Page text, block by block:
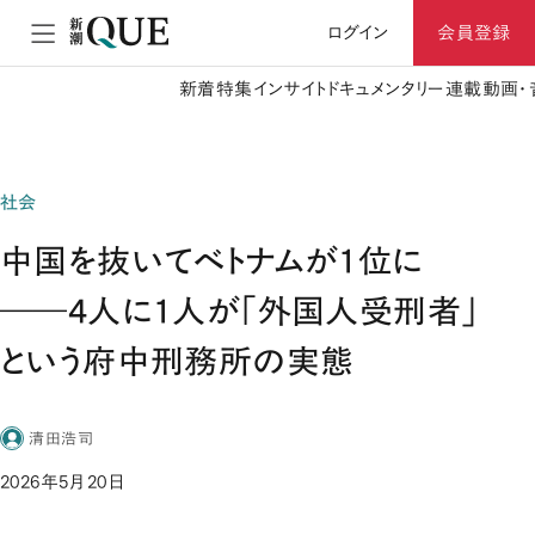
ログイン 会員登録
新着特集 インサイト ドキュメンタリー 連載動画
社会
中国を抜いてベトナムが1位に
――4人に1人が「外国人受刑者」
という府中刑務所の実態
清田浩司
2026年5月20日